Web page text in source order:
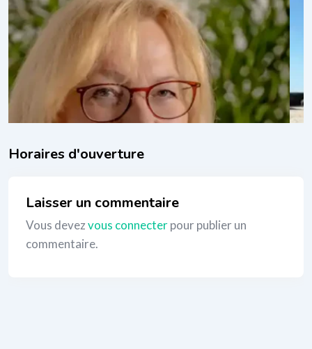
Sylvie Tescher
il y a 1 an
Thérapies corporelles
_
Laisser un commentaire
Vous devezvous connecterpour publier un
commentaire.